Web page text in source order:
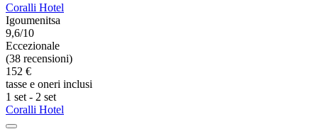
Coralli Hotel
Igoumenitsa
9,6/10
Eccezionale
(38 recensioni)
152 €
tasse e oneri inclusi
1 set - 2 set
Coralli Hotel